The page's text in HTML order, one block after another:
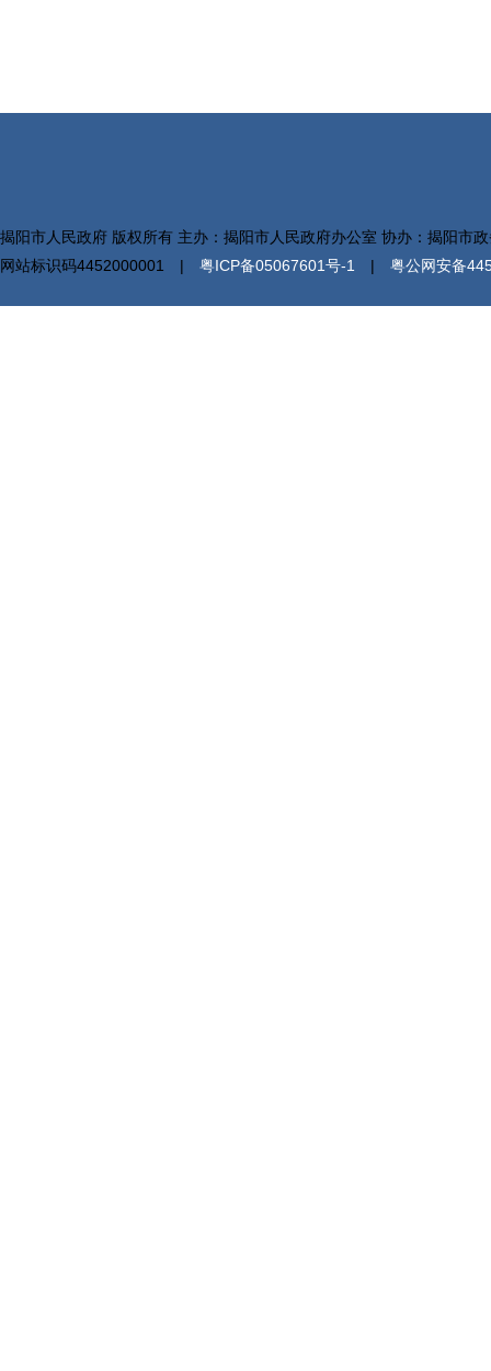
揭阳市人民政府 版权所有 主办：揭阳市人民政府办公室 协办：揭阳市
网站标识码4452000001 | 粤ICP备05067601号-1 | 粤公网安备